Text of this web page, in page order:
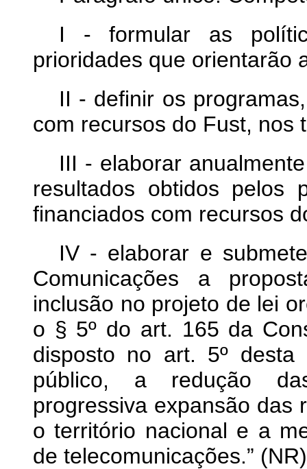
I - formular as
prioridades que orientarão
II - definir os
com recursos do Fust, nos
III - elaborar
resultados obtidos pelos
financiados com recursos
IV - elaborar e
Comunicações a
inclusão no projeto de lei
o § 5º do art. 165 da
disposto no art. 5º
público, a redução
progressiva expansão das
o território nacional e a
de telecomunicações.” (NR)